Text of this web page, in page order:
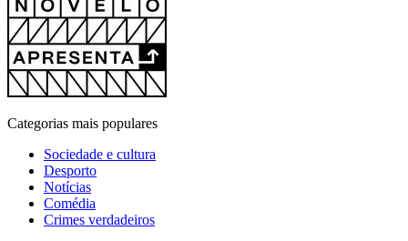
Categorias mais populares
Sociedade e cultura
Desporto
Notícias
Comédia
Crimes verdadeiros